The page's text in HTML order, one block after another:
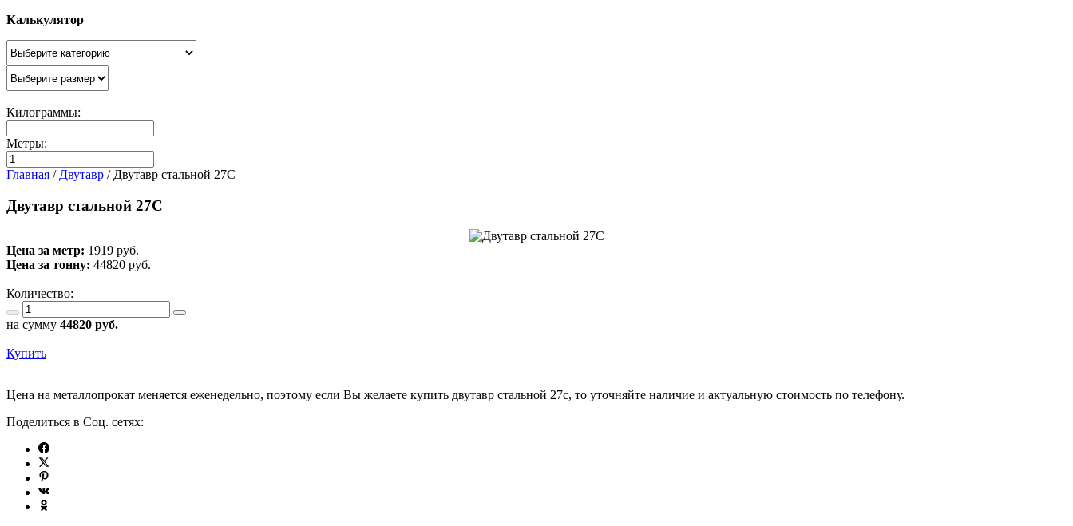
Калькулятор
Килограммы:
Метры:
Главная / Двутавр / Двутавр стальной 27С
Двутавр стальной 27С
Цена за метр: 1919 руб.
Цена за тонну: 44820 руб.
Количество:
на сумму 44820 руб.
Купить
Цена на металлопрокат меняется еженедельно, поэтому если Вы желаете купить двутавр стальной 27с, то уточняйте наличие и актуальную стоимость по телефону.
Поделиться в Соц. сетях: